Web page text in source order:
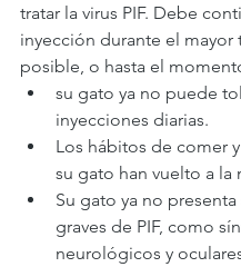
tratar la virus PIF. Debe
inyección durante el mayor
posible, o hasta el
su gato ya no puede
inyecciones diarias.
Los hábitos de comer
su gato han vuelto a la
Su gato ya no
graves de PIF, como
neurológicos y